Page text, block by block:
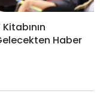
Haber